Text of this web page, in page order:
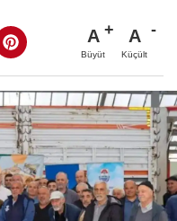
A
Büyüt
A
Küçült